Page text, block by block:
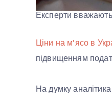
Експерти
Ціни на м’ясо в
підвищенням
На думку